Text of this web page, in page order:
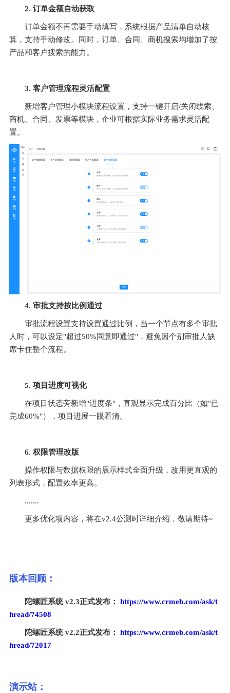
2. 订单金额自动获取
订单金额不再需要手动填写，系统根据产品清单自动核
算，支持手动修改。同时，订单、合同、商机搜索均增加了按
产品和客户搜索的能力。
3. 客户管理流程灵活配置
新增客户管理小模块流程设置，支持一键开启/关闭线索、
商机、合同、发票等模块，企业可根据实际业务需求灵活配
置。
4. 审批支持按比例通过
审批流程设置支持设置通过比例，当一个节点有多个审批
人时，可以设定"超过50%同意即通过"，避免因个别审批人缺
席卡住整个流程。
5. 项目进度可视化
在项目状态旁新增"进度条"，直观显示完成百分比（如"已
完成60%"），项目进展一眼看清。
6. 权限管理改版
操作权限与数据权限的展示样式全面升级，改用更直观的
列表形式，配置效率更高。
.......
更多优化项内容，将在v2.4公测时详细介绍，敬请期待~
版本回顾：
陀螺匠系统 v2.3正式发布： https://www.crmeb.com/ask/t
hread/74508
陀螺匠系统 v2.2正式发布： https://www.crmeb.com/ask/t
hread/72017
演示站：